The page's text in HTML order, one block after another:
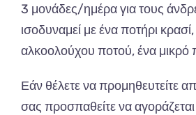
3 μονάδες/ημέρα για τους
ισοδυναμεί με ένα ποτήρι
αλκοολούχου ποτού, ένα μικρό
Εάν θέλετε να προμηθευτείτε
σας προσπαθείτε να